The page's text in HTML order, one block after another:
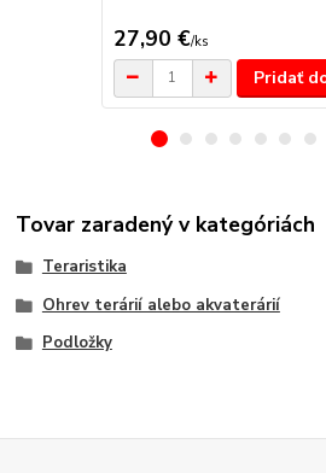
27,90 €/ks
Pridať
Tovar zaradený v kategóriách
Teraristika
Ohrev terárií alebo akvaterárií
Podložky